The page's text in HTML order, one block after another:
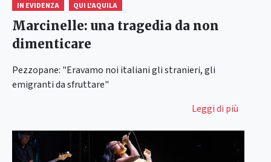
IN EVIDENZA QUI L'AQUILA
Marcinelle: una tragedia da non
dimenticare
Pezzopane: "Eravamo noi italiani gli stranieri, gli
emigranti da sfruttare"
Leggi di più